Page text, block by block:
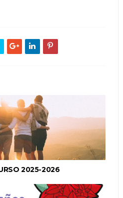
2025-2026